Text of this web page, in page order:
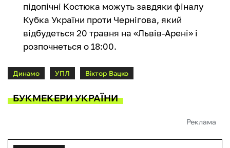
підопічні Костюка можуть завдяки фіналу
Кубка України проти Чернігова, який
відбудеться 20 травня на «Львів-Арені» і
розпочнеться о 18:00.
Динамо УПЛ Віктор Вацко
БУКМЕКЕРИ УКРАЇНИ
Реклама